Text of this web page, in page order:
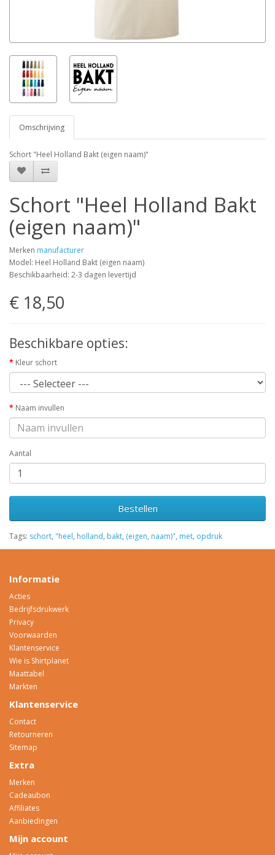
Omschrijving
Schort "Heel Holland Bakt (eigen naam)"
Schort "Heel Holland Bakt
(eigen naam)"
Merken manufacturer
Model: Heel Holland Bakt (eigen naam)
Beschikbaarheid: 2-3 dagen levertijd
€ 18,50
Beschikbare opties:
Kleur schort
Naam invullen
Aantal
Bestellen
Tags: schort, "heel, holland, bakt, (eigen, naam)", met, opdruk
Informatie
Acties
Bedrijfsdrukwerk
Privacy
Voorwaarden
Klantenservice
Wie is Shirtplanet
Maattabel
Markten
Klantenservice
Contact
Retourneren
Sitemap
Extra
Merken
Cadeaubon
Affiliates
Aanbiedingen
Mijn account